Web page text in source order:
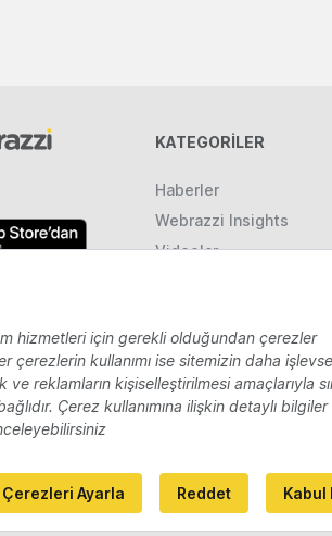
KATEGORILER
Haberler
Webrazzi Insights
Videolar